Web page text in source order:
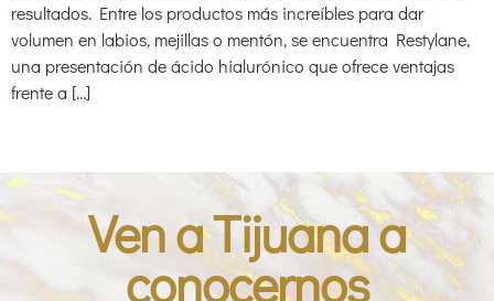
resultados. Entre los productos más increíbles para dar
volumen en labios, mejillas o mentón, se encuentra Restylane,
una presentación de ácido hialurónico que ofrece ventajas
frente a […]
Ven a Tijuana a
conocernos